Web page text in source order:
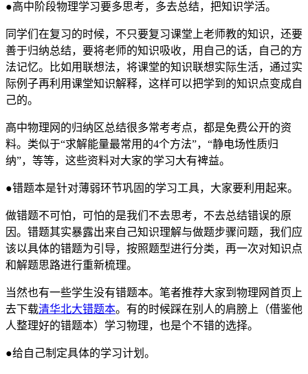
●高中阶段物理学习要多思考，多去总结，把知识学活。
同学们在复习的时候，不只要复习课堂上老师教的知识，还要
善于归纳总结，要将老师的知识吸收，用自己的话，自己的方
法记忆。比如用联想法，将课堂的知识联想实际生活，通过实
际例子再利用课堂知识解释，这样可以把学到的知识点变成自
己的。
高中物理网的归纳区总结很多常考考点，都是免费公开的资
料。类似于“求解能量最常用的4个方法”，“静电场性质归
纳”，等等，这些资料对大家的学习大有裨益。
●错题本是针对薄弱环节巩固的学习工具，大家要利用起来。
做错题不可怕，可怕的是我们不去思考，不去总结错误的原
因。错题其实暴露出来自己知识理解与做题步骤问题，我们应
该以具体的错题为引导，按照题型进行分类，再一次对知识点
和解题思路进行重新梳理。
当然也有一些学生没有错题本。笔者推荐大家到物理网首页上
去下载清华北大错题本。有的时候踩在别人的肩膀上（借鉴他
人整理好的错题本）学习物理，也是个不错的选择。
●给自己制定具体的学习计划。